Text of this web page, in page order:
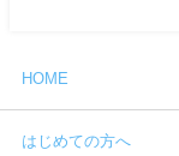
HOME
はじめての方へ